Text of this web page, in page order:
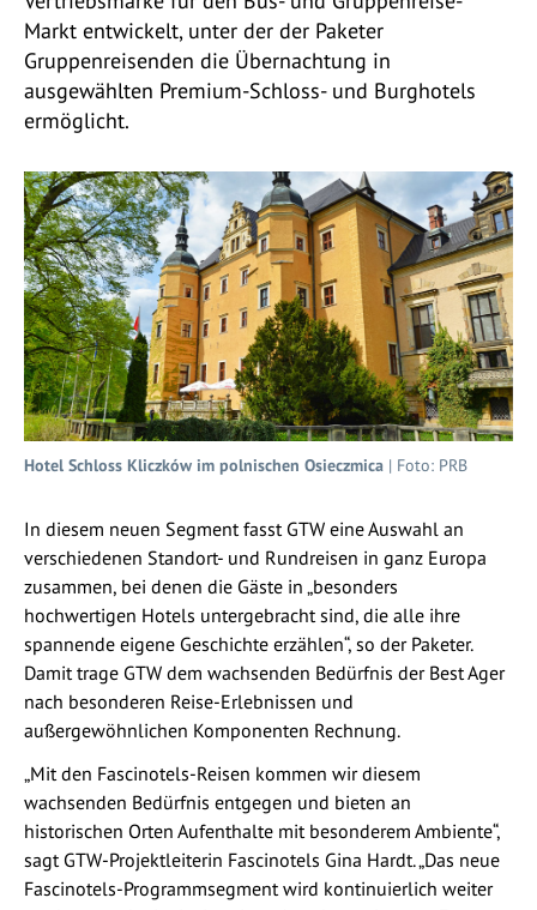
Markt entwickelt, unter der der Paketer
Gruppenreisenden die Übernachtung in
ausgewählten Premium-Schloss- und Burghotels
ermöglicht.
Hotel Schloss Kliczków im polnischen Osieczmica | Foto: PRB
In diesem neuen Segment fasst GTW eine Auswahl an
verschiedenen Standort- und Rundreisen in ganz Europa
zusammen, bei denen die Gäste in „besonders
hochwertigen Hotels untergebracht sind, die alle ihre
spannende eigene Geschichte erzählen“, so der Paketer.
Damit trage GTW dem wachsenden Bedürfnis der Best Ager
nach besonderen Reise-Erlebnissen und
außergewöhnlichen Komponenten Rechnung.
„Mit den Fascinotels-Reisen kommen wir diesem
wachsenden Bedürfnis entgegen und bieten an
historischen Orten Aufenthalte mit besonderem Ambiente“,
sagt GTW-Projektleiterin Fascinotels Gina Hardt. „Das neue
Fascinotels-Programmsegment wird kontinuierlich weiter